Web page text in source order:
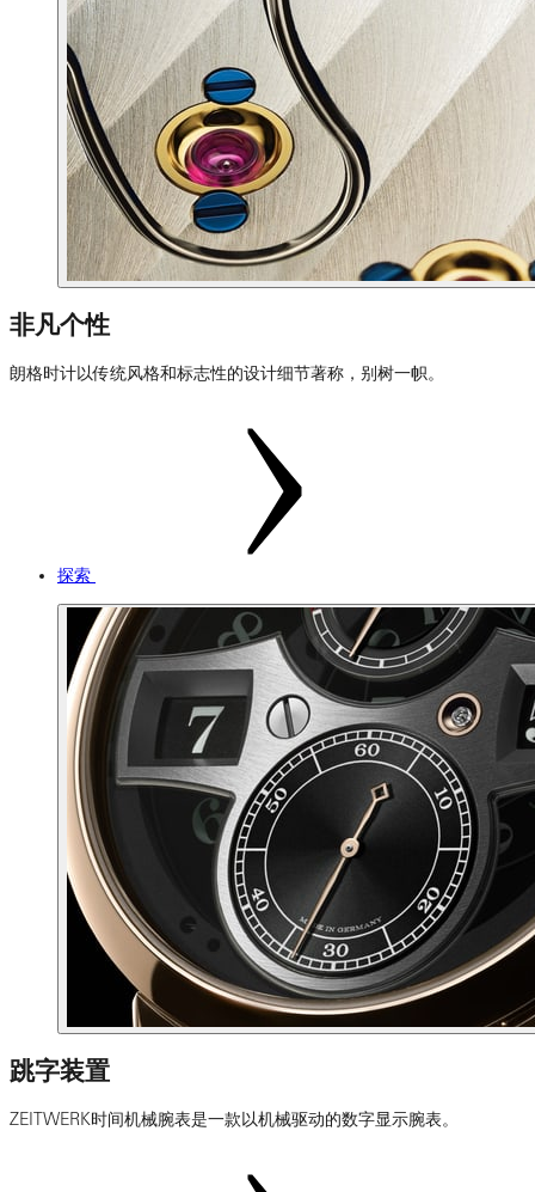
非凡个性
朗格时计以传统风格和标志性的设计细节著称，别树一帜。
探索
跳字装置
ZEITWERK时间机械腕表是一款以机械驱动的数字显示腕表。